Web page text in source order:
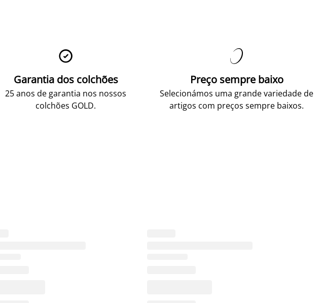

Garantia dos colchões
25 anos de garantia nos nossos
colchões GOLD.

Preço sempre baixo
Selecionámos uma grande variedade de
artigos com preços sempre baixos.